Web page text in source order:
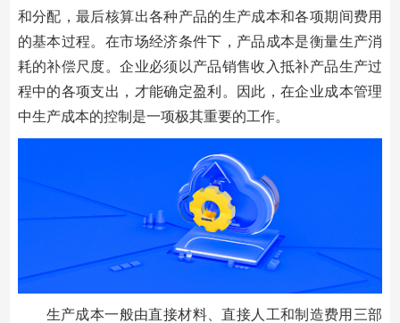
和分配，最后核算出各种产品的生产成本和各项期间费用
的基本过程。在市场经济条件下，产品成本是衡量生产消
耗的补偿尺度。企业必须以产品销售收入抵补产品生产过
程中的各项支出，才能确定盈利。因此，在企业成本管理
中生产成本的控制是一项极其重要的工作。
生产成本一般由直接材料、直接人工和制造费用三部